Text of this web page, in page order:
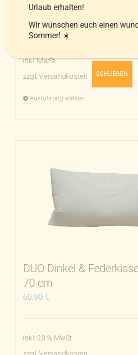
De Luxe 3-Kammer-
89,90 €– 139,00
inkl. MwSt.
zzgl.Versandkosten
Ausführung wählen
Produkt
Optionen
können
gewählt
werden
DUO Dinkel &
70 cm
60,90€
inkl. 20 % MwSt.
Urlaub erhalten!
Wir wünschen euch einen
Sommer! ☀️
SCHLIEẞEN